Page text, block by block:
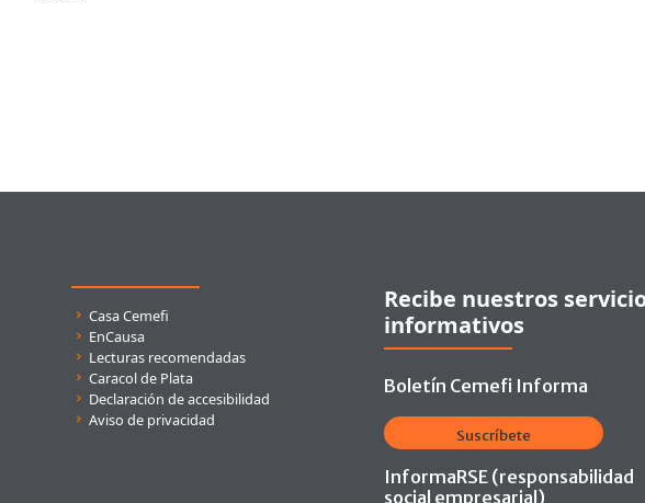
Casa Cemefi
EnCausa
Lecturas recomendadas
Caracol de Plata
Declaración de accesibilidad
Aviso de privacidad
Recibe nuestros
informativos
Boletín Cemefi Informa
Suscríbete
InformaRSE (responsabilidad
social empresarial)